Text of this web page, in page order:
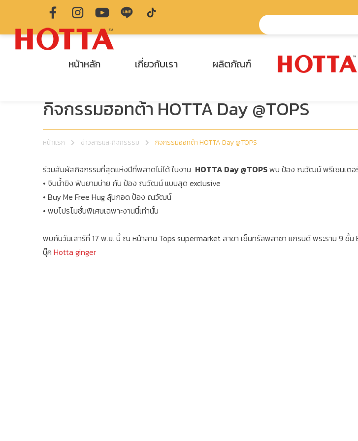
หน้าหลัก เกี่ยวกับเรา ผลิตภัณฑ์
กิจกรรมฮอทต้า HOTTA Day @TOPS
หน้าแรก ข่าวสารและกิจกรรรม กิจกรรมฮอทต้า HOTTA Day @TOPS
ร่วมสัมผัสกิจกรรมที่สุดแห่งปีที่พลาดไม่ได้ ในงาน HOTTA Day @TOPSพบ ป้อง ณวัฒน์ พรีเซนเตอ
• จิบน้ำขิง ฟินยามบ่าย กับ ป้อง ณวัฒน์ แบบสุด exclusive
• Buy Me Free Hug ลุ้นกอด ป้อง ณวัฒน์
• พบโปรโมชั่นพิเศษเฉพาะงานนี้เท่านั้น
พบกันวันเสาร์ที่ 17 พ.ย. นี้ ณ หน้าลาน Tops supermarket สาขา เซ็นทรัลพลาซา แกรนด์ พระราม 9
บุ๊ค Hotta ginger